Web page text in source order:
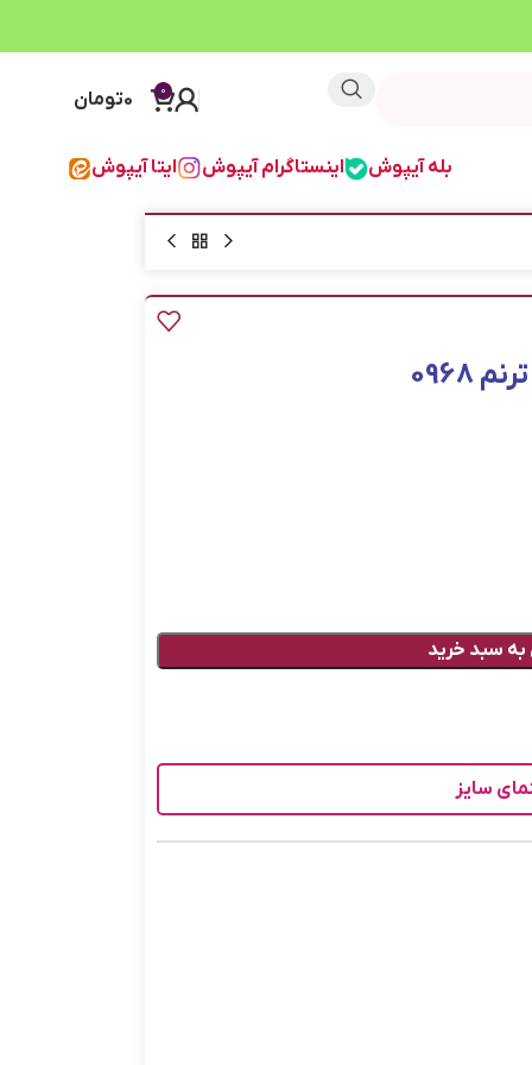
0
0تومان
بله آیپوش اینستاگرام آیپوش ایتا آیپوش
به سبد خرید
سایز